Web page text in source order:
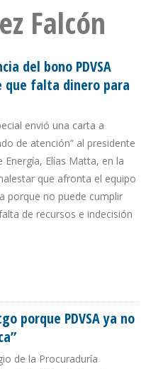
Falcón
del bono PDVSA
que falta dinero para
envió una carta a
de atención” al presidente
Energía, Elías Matta, en la
que afronta el equipo
porque no puede cumplir
de recursos e indecisión
porque PDVSA ya no
de la Procuraduría